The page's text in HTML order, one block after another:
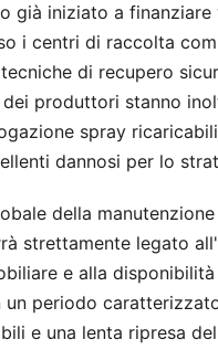
già iniziato a finanziare
i centri di raccolta
di recupero
produttori stanno
spray
dannosi per lo
della
strettamente legato
e alla
un periodo
e una lenta ripresa